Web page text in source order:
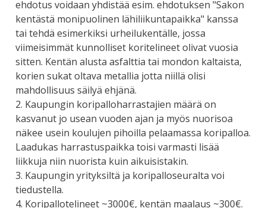
ehdotus voidaan yhdistää esim. ehdotuksen "Sakon
kentästä monipuolinen lähiliikuntapaikka" kanssa
tai tehdä esimerkiksi urheilukentälle, jossa
viimeisimmät kunnolliset koritelineet olivat vuosia
sitten. Kentän alusta asfalttia tai mondon kaltaista,
korien sukat oltava metallia jotta niillä olisi
mahdollisuus säilyä ehjänä.
2. Kaupungin koripalloharrastajien määrä on
kasvanut jo usean vuoden ajan ja myös nuorisoa
näkee usein koulujen pihoilla pelaamassa koripalloa.
Laadukas harrastuspaikka toisi varmasti lisää
liikkuja niin nuorista kuin aikuisistakin.
3. Kaupungin yrityksiltä ja koripalloseuralta voi
tiedustella.
4. Koripallotelineet ~3000€, kentän maalaus ~300€.